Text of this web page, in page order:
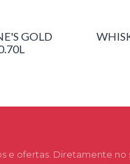
GOLD
e ofertas. Diretamente no